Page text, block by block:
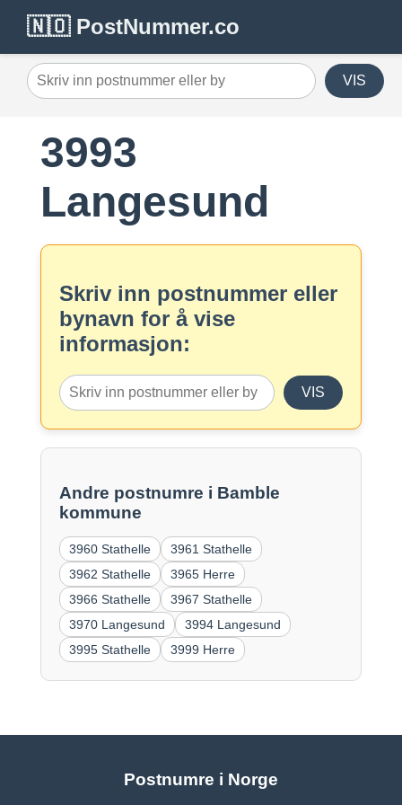
🇳🇴 PostNummer.co
VIS
3993
Langesund
Skriv inn postnummer eller
bynavn for å vise
informasjon:
VIS
Andre postnumre i Bamble
kommune
3960 Stathelle
3961 Stathelle
3962 Stathelle
3965 Herre
3966 Stathelle
3967 Stathelle
3970 Langesund
3994 Langesund
3995 Stathelle
3999 Herre
Postnumre i Norge